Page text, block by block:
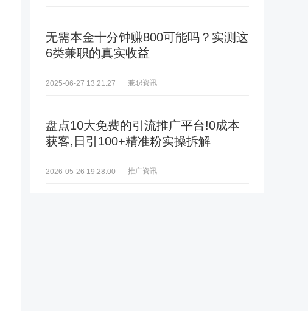
无需本金十分钟赚800可能吗？实测这
6类兼职的真实收益
2025-06-27 13:21:27 兼职资讯
盘点10大免费的引流推广平台!0成本
获客,日引100+精准粉实操拆解
2026-05-26 19:28:00 推广资讯